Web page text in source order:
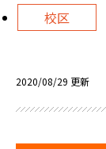
校区
2020/08/29 更新